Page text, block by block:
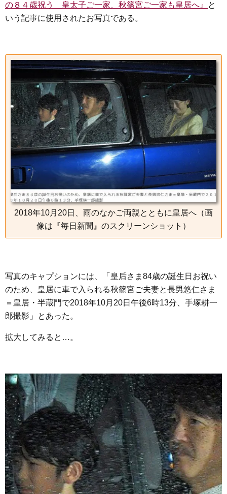
の８４歳祝う 皇太子ご一家、秋篠宮ご一家も皇居へ』
と
いう記事に使用されたお写真である。
2018年10月20日、雨のなかご両親とともに皇居へ（画
像は『毎日新聞』のスクリーンショット）
写真のキャプションには、「皇后さま84歳の誕生日お祝い
のため、皇居に車で入られる秋篠宮ご夫妻と長男悠仁さま
＝皇居・半蔵門で2018年10月20日午後6時13分、手塚耕一
郎撮影」とあった。
拡大してみると…。